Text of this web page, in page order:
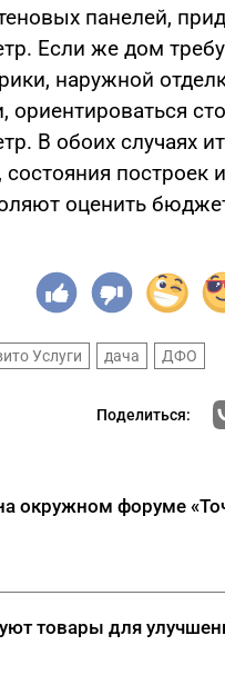
панелей,
Если же дом
наружной
ориентироваться
В обоих случаях
построек
оценить
Услуги дача ДФО
Поделиться:
окружном форуме
товары для